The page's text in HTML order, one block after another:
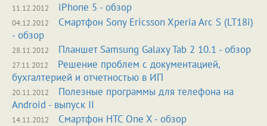
11.12.2012 iPhone 5 - обзор
04.12.2012
Смартфон Sony Ericsson Xperia Arc S (LT18i)
- обзор
28.11.2012 Планшет Samsung Galaxy Tab 2 10.1 - обзор
27.11.2012
Решение проблем с документацией,
бухгалтерией и отчетностью в ИП
20.11.2012
Полезные программы для телефона на
Android - выпуск II
14.11.2012 Смартфон HTC One X - обзор